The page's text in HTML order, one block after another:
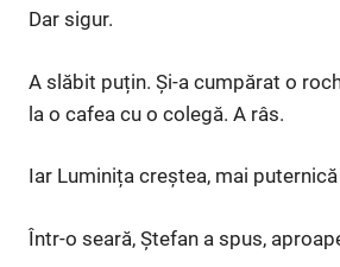
Dar sigur.
A slăbit puțin. Și-a cumpărat o
la o cafea cu o colegă. A râs.
Iar Luminița creștea, mai
Într-o seară, Ștefan a spus,